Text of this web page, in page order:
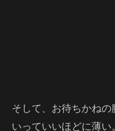
そして、お待ちかねの
いっていいほどに薄い。